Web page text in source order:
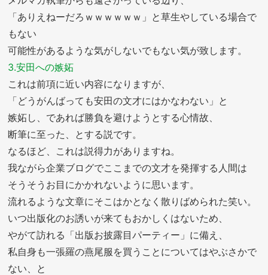
「ありえねーだろｗｗｗｗｗｗ」と草生やしている場合で
もない
可能性があるような気がしないでもない気が致します。
3.安田への嫉妬
これは前項に近い内容になりますが、
「どうがんばっても安田の文才にはかなわない」と
嫉妬し、であれば勝負を避けようとする心情故、
断筆に至った、とする説です。
なるほど、これは説得力がありますね。
我ながら企業ブログでここまでの文才を発揮する人間は
そうそうお目にかかれないように思います。
流れるような文章にそこはかとなく散りばめられた笑い。
いつ出版化のお誘いが来てもおかしくはないため、
やがて訪れる「出版お披露目パーティー」に備え、
私自身も一張羅の燕尾服を買うことについてはやぶさかで
ない、と